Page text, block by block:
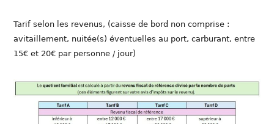
Tarif selon les revenus, (caisse de bord non comprise :
avitaillement, nuitée(s) éventuelles au port, carburant, entre
15€ et 20€ par personne / jour)